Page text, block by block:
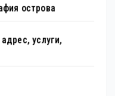
острова
услуги,